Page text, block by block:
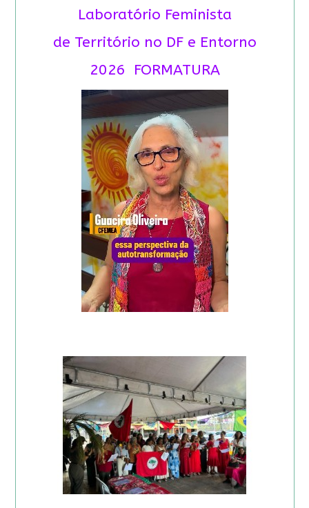
Laboratório Feminista
de Território no DF e Entorno
2026 FORMATURA